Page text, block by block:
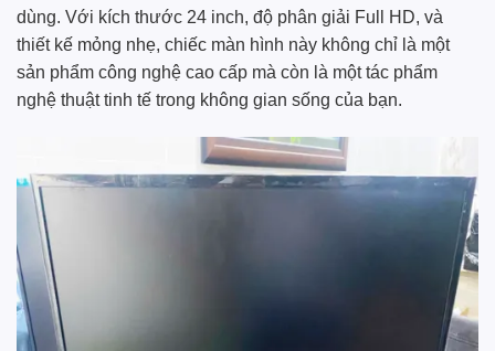
dùng. Với kích thước 24 inch, độ phân giải Full HD, và
thiết kế mỏng nhẹ, chiếc màn hình này không chỉ là một
sản phẩm công nghệ cao cấp mà còn là một tác phẩm
nghệ thuật tinh tế trong không gian sống của bạn.